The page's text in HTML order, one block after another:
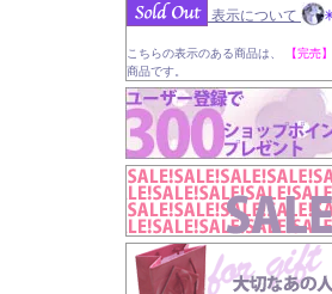
表示について
こちらの表示のある商品は、 【完売】
商品です。